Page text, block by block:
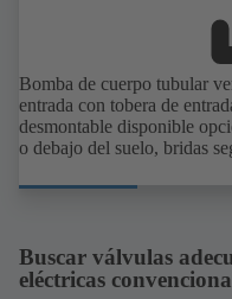
Bomba de cuerpo tubular
entrada con tobera de
desmontable disponible
o debajo del suelo, bridas
Buscar válvulas
eléctricas